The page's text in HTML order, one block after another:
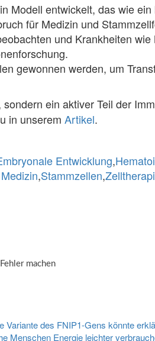
Modell entwickelt, das wie
für Medizin und
und Krankheiten
gewonnen werden, um
ein aktiver Teil der
in unserem Artikel.
Entwicklung,
,Stammzellen,
machen